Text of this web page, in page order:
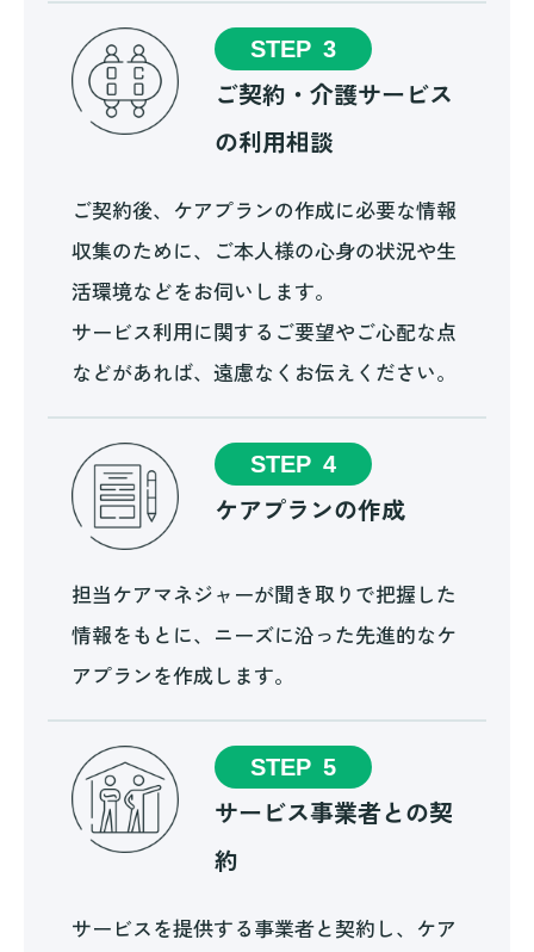
STEP 3
ご契約・介護サービス
の利用相談
ご契約後、ケアプランの作成に必要な情報
収集のために、ご本人様の心身の状況や生
活環境などをお伺いします。
サービス利用に関するご要望やご心配な点
などがあれば、遠慮なくお伝えください。
STEP 4
ケアプランの作成
担当ケアマネジャーが聞き取りで把握した
情報をもとに、ニーズに沿った先進的なケ
アプランを作成します。
STEP 5
サービス事業者との契
約
サービスを提供する事業者と契約し、ケア